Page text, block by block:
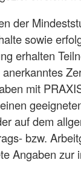
der
sowie
erhalten
mit
auf dem
bzw.
Angaben zur